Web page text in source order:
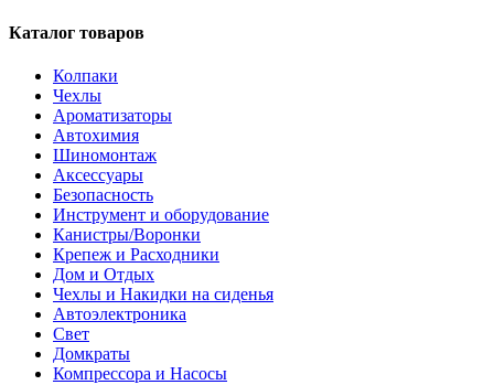
Каталог товаров
Колпаки
Чехлы
Ароматизаторы
Автохимия
Шиномонтаж
Аксессуары
Безопасность
Инструмент и оборудование
Канистры/Воронки
Крепеж и Расходники
Дом и Отдых
Чехлы и Накидки на сиденья
Автоэлектроника
Свет
Домкраты
Компрессора и Насосы